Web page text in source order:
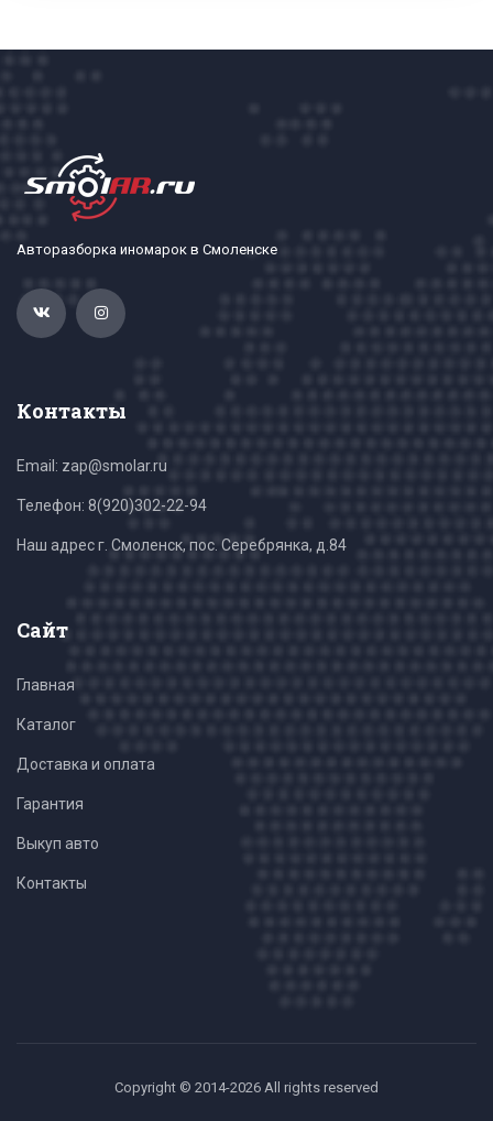
Авторазборка иномарок в Смоленске
Контакты
Email: zap@smolar.ru
Телефон: 8(920)302-22-94
Наш адрес г. Смоленск, пос. Серебрянка, д.84
Сайт
Главная
Каталог
Доставка и оплата
Гарантия
Выкуп авто
Контакты
Copyright © 2014-2026 All rights reserved